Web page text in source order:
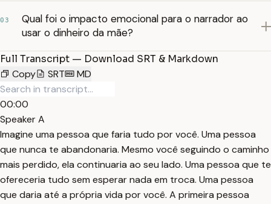
03
Qual foi o impacto emocional para o narrador ao
usar o dinheiro da mãe?
Full Transcript — Download SRT & Markdown
Copy
SRT MD
00:00
Speaker A
Imagine uma pessoa que faria tudo por você. Uma pessoa
que nunca te abandonaria. Mesmo você seguindo o caminho
mais perdido, ela continuaria ao seu lado. Uma pessoa que te
ofereceria tudo sem esperar nada em troca. Uma pessoa
que daria até a própria vida por você. A primeira pessoa